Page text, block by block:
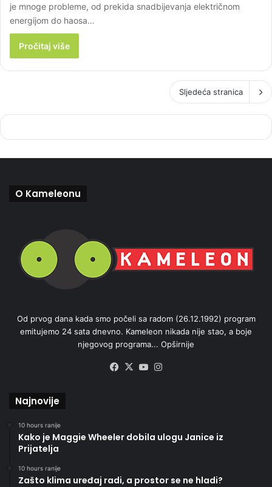
je mnoge probleme, od prekida snadbijevanja električnom
energijom do haosa…
Pročitaj više
Sljedeća stranica
O Kameleonu
Od prvog dana kada smo počeli sa radom (26.12.1992) program
emitujemo 24 sata dnevno. Kameleon nikada nije stao, a boje
njegovog programa... Opširnije
Facebook
X YouTube
Najnovije
10 hours ranije
Kako je Maggie Wheeler dobila ulogu Janice iz
Prijatelja
10 hours ranije
Zašto klima uređaj radi, a prostor se ne hladi?